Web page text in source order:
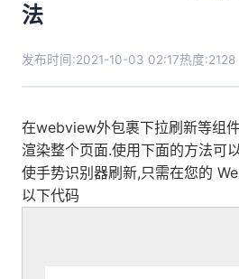
法
发布时间:2021-10-03 02:17热度:2128
在webview外包裹下拉刷新等组
渲染整个页面.使用下面的方法可
使手势识别器刷新,只需在您的
以下代码‎